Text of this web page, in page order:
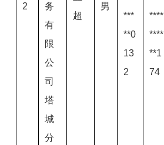
2
务
有
限
公
司
塔
城
分
超
男
***
**0
13
2
****
****
**1
74